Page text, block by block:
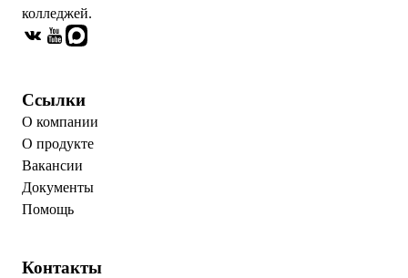
колледжей.
Ссылки
О компании
О продукте
Вакансии
Документы
Помощь
Контакты